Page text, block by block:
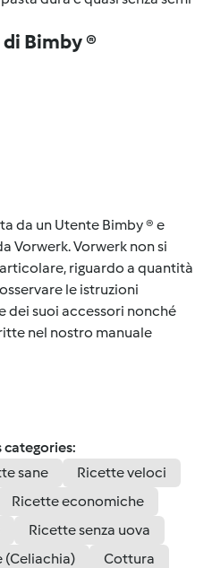
Bimby ®
da un Utente Bimby ® e
Vorwerk. Vorwerk non si
riguardo a quantità
le istruzioni
dei suoi accessori nonché
nel nostro manuale
categories:
sane
Ricette veloci
Ricette economiche
Ricette senza uova
(Celiachia)
Cottura